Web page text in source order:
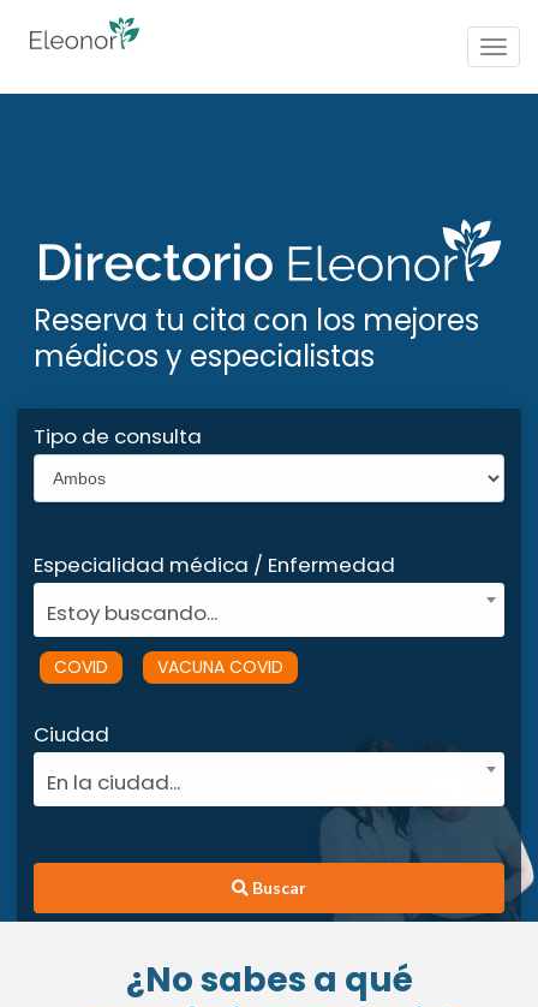
Reserva tu cita con los mejores
médicos y especialistas
Tipo de consulta
Especialidad médica / Enfermedad
Estoy buscando...
COVID VACUNA COVID
Ciudad
En la ciudad...
Buscar
¿No sabes a qué